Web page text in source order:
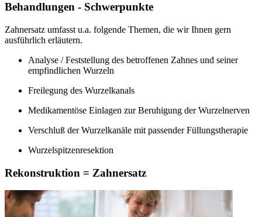
Behandlungen - Schwerpunkte
Zahnersatz umfasst u.a. folgende Themen, die wir Ihnen gern
ausführlich erläutern.
Analyse / Feststellung des betroffenen Zahnes und seiner
empfindlichen Wurzeln
Freilegung des Wurzelkanals
Medikamentöse Einlagen zur Beruhigung der Wurzelnerven
Verschluß der Wurzelkanäle mit passender Füllungstherapie
Wurzelspitzenresektion
Rekonstruktion = Zahnersatz